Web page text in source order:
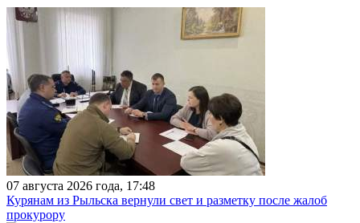
07 августа 2026 года, 17:48
Курянам из Рыльска вернули свет и разметку после жалоб
прокурору